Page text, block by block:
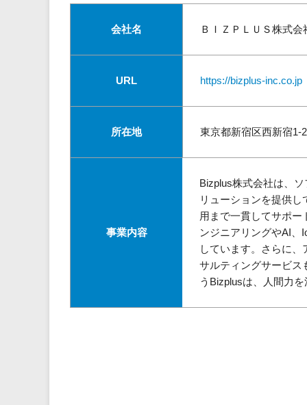
会社名 ＢＩＺＰＬＵＳ株式会
URL https://bizplus-inc.co.jp
所在地 東京都新宿区西新宿1-
事業内容
Bizplus株式会社は、
リューションを提供
用まで一貫してサポ
ンジニアリングやAI、
しています。さらに
サルティングサービス
うBizplusは、人間力